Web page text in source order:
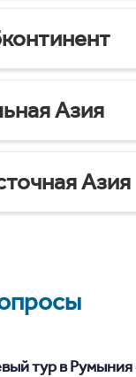
Азия
Азия
тур в